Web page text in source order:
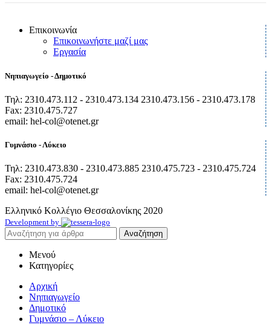
Επικοινωνία
Επικοινωνήστε μαζί μας
Εργασία
Νηπιαγωγείο - Δημοτικό
Τηλ: 2310.473.112 - 2310.473.134 2310.473.156 - 2310.473.178
Fax: 2310.475.727
email: hel-col@otenet.gr
Γυμνάσιο - Λύκειο
Τηλ: 2310.473.830 - 2310.473.885 2310.475.723 - 2310.475.724
Fax: 2310.475.724
email: hel-col@otenet.gr
Ελληνικό Κολλέγιο Θεσσαλονίκης 2020
Development by
Αναζήτηση
Μενού
Κατηγορίες
Αρχική
Νηπιαγωγείο
Δημοτικό
Γυμνάσιο – Λύκειο